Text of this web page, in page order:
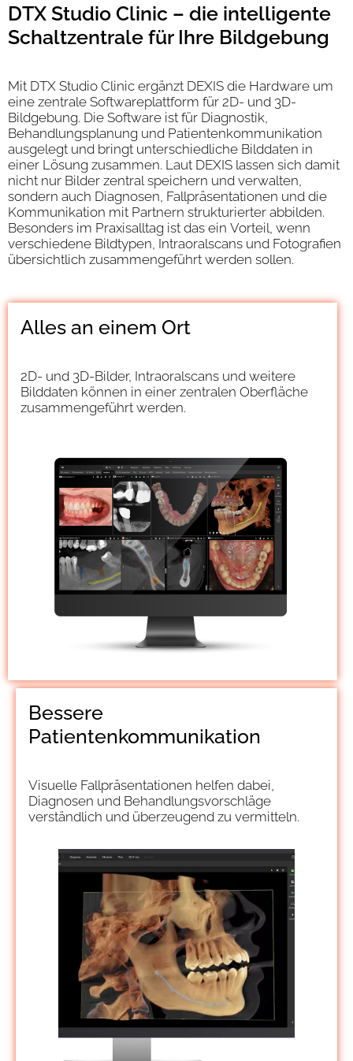
DTX Studio Clinic – die intelligente
Schaltzentrale für Ihre Bildgebung
Mit DTX Studio Clinic ergänzt DEXIS die Hardware um
eine zentrale Softwareplattform für 2D- und 3D-
Bildgebung. Die Software ist für Diagnostik,
Behandlungsplanung und Patientenkommunikation
ausgelegt und bringt unterschiedliche Bilddaten in
einer Lösung zusammen. Laut DEXIS lassen sich damit
nicht nur Bilder zentral speichern und verwalten,
sondern auch Diagnosen, Fallpräsentationen und die
Kommunikation mit Partnern strukturierter abbilden.
Besonders im Praxisalltag ist das ein Vorteil, wenn
verschiedene Bildtypen, Intraoralscans und Fotografien
übersichtlich zusammengeführt werden sollen.
Alles an einem Ort
2D- und 3D-Bilder, Intraoralscans und weitere
Bilddaten können in einer zentralen Oberfläche
zusammengeführt werden.
Bessere
Patientenkommunikation
Visuelle Fallpräsentationen helfen dabei,
Diagnosen und Behandlungsvorschläge
verständlich und überzeugend zu vermitteln.